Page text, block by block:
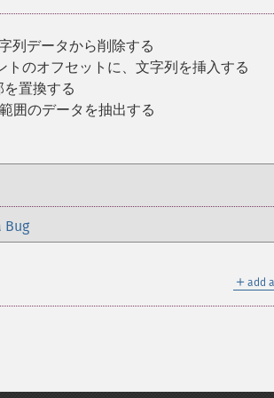
列データから削除する
トのオフセットに、文字列を挿入する
置換する
囲のデータを抽出する
Bug
＋ add